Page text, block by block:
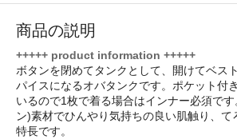
商品の説明
+++++ product information +++++
ボタンを閉めてタンクとして、開けてベス
パイスになるオバタンクです。ポケット付
いるので1枚で着る場合はインナー必須で
ン)素材でひんやり気持ちの良い肌触り、て
特長です。